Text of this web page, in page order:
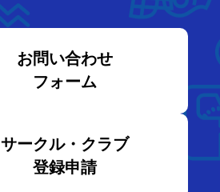
お問い合わせ
フォーム
サークル・クラブ
登録申請